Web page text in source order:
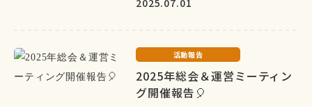
2025.07.01
活動報告
2025年総会＆運営ミーティン
グ開催報告🎈